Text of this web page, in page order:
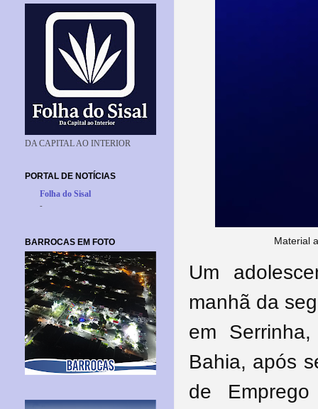
Material
Um
manhã da
em
Bahia, após
de
DA CAPITAL AO INTERIOR
PORTAL DE NOTÍCIAS
Folha do Sisal
-
BARROCAS EM FOTO